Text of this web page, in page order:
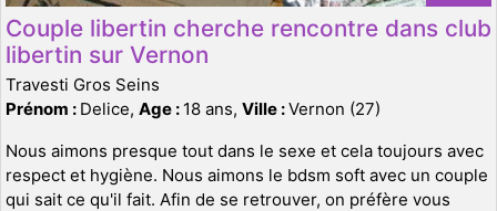
Couple libertin cherche rencontre dans club
libertin sur Vernon
Travesti Gros Seins
Prénom : Delice, Age : 18 ans, Ville :Vernon (27)
Nous aimons presque tout dans le sexe et cela toujours avec
respect et hygiène. Nous aimons le bdsm soft avec un couple
qui sait ce qu'il fait. Afin de se retrouver, on préfère vous